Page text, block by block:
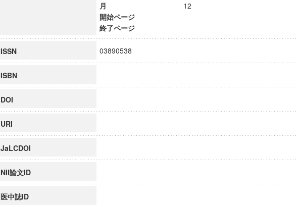
月
12
開始ページ
終了ページ
ISSN 03890538
ISBN
DOI
URI
JaLCDOI
NII論文ID
医中誌ID